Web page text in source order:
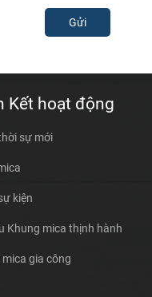
Gửi
Kết hoạt động
sự mới
kiện
Khung mica thịnh hành
mica gia công